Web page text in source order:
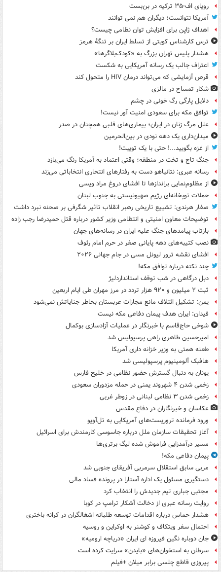
رویای اف-۳۵ ترکیه در بن‌بست
آمریکا نتوانست؛ دیگران هم نمی توانند
اهداف ژاپن برای افزایش توان نظامی چیست؟
ترس کارشناس کویتی از تسلط ایران بر تنگۀ هرمز
هشدار پلیس تهران بزرگ به «کودک‌بلاگرها»
اعتراف جالب یک رسانه آمریکایی به شکست
قرص آزمایشی که می‌تواند درمان HIV را متحول کند
شکار تمساح در مالزی
دلایل پارگی رگ خونی در چشم
توافق مکه برای سعودی امنیت آور نیست!
علل مرگ زنان در ایران؛ بیماری‌های قلبی همچنان در صدر
میدان‌داری یک دهه نودی در بین‌الحرمین
از غزه بگویید...! حتی با یک توییت!
جنگ تاج و تخت در منطقه؛ وقتی اعتماد به آمریکا رنگ می‌بازد
رسانه عبری: نتانیاهو دست به رفتارهای انتحاری انتخاباتی می‌زند
از مظلوم‌نمایی براندازها تا افشای دروغ مراد ویسی
حملات توپخانه‌ای رژیم صهیونیستی به جنوب لبنان
صفار هرندی: تشییع تاریخی رهبر انقلاب تاثیر شگرفی بر صحنه نبرد داشت
توضیحات معاون امنیتی و انتظامی وزیر کشور درباره قتل حمیدرضا رجب زاده
بازتاب پیامدهای جنگ علیه ایران در رسانه‌های جهان
نصب کتیبه‌های دهه پایانی صفر در حرم امام رئوف
افشای نقشه ترور لیونل مسی در جام جهانی ۲۰۲۶
چند نکته درباره توافق مکه!
دبل درگاهی در شب توقف استانداردلیژ
ثبت ۲ میلیون و ۹۲۰ هزار تردد در مرز مهران طی ایام اربعین
یمن: تشکیل ائتلاف مانع مجازات عربستان بخاطر جنایاتش نمی‌شود
فیدان: ایران هدف پیمان دفاعی مکه نیست
شوخی حاج‌قاسم با خبرنگار در عملیات آزادسازی بوکمال
امیرحسین طاهری راهی پرسپولیس شد
طعنه همتی به وزیر خزانه داری آمریکا
هافبک آلومینیوم پرسپولیسی شد
یونان به دنبال گسترش حضور نظامی در خلیج فارس
زخمی شدن ۴ شهروند یمنی در حمله مزدوران سعودی
زخمی شدن ۳ نظامی لبنانی در زوطر غربی
عکاسان و خبرنگاران در دفاع مقدس
ورود فرمانده تروریست‌های آمریکایی به تل‌آویو
آغاز تحقیقات سازمان ملل درباره جاسوسی کارمندش برای اسرائیل
مسیر درآمدزایی فراموش شده لیگ برتری‌ها
پیمان دفاعی مکه!
مربی سابق استقلال سرمربی آفریقای جنوبی شد
دستگیری مسئول یک اداره آستارا در پرونده فساد مالی
مجتبی جباری تیم جدیدش را انتخاب کرد
روایت رسانه عبری از دخالت آشکار ترامپ در کوبا
هشدار حماس درباره اقدامات توسعه طلبانه اشغالگران در کرانه باختری
احتمال سفر ویتکاف و کوشنر به اوکراین و روسیه
جان دوباره نگین فیروزه ای ایران «دریاچه ارومیه»
سرطان به استخوان‌های «بایدن» سرایت کرده است
پیروزی قاطع چلسی برابر میلان +فیلم